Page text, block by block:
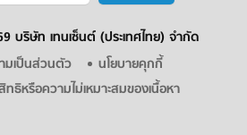
บริษัท เทนเซ็นต์ (ประเทศไทย) จำกัด
มเป็นส่วนตัว
นโยบายคุกกี้
ทธิหรือความไม่เหมาะสมของเนื้อหา